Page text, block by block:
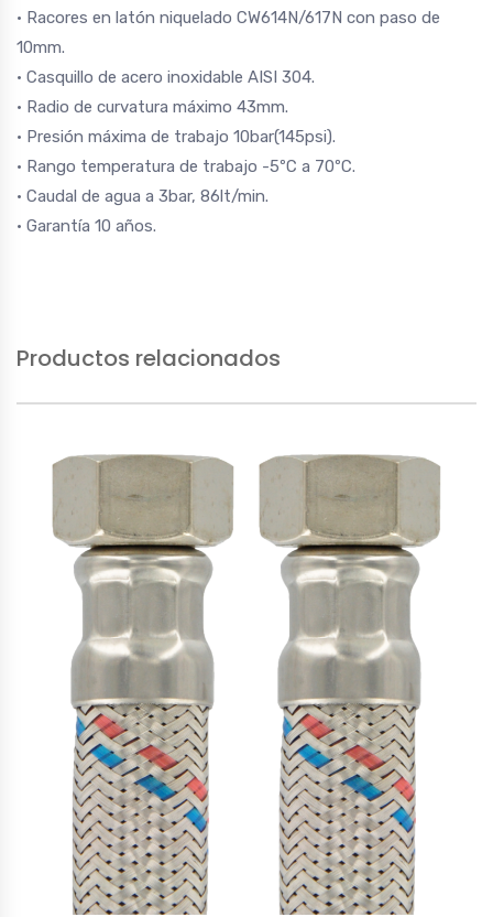
· Racores en latón niquelado CW614N/617N con paso de
10mm.
· Casquillo de acero inoxidable AISI 304.
· Radio de curvatura máximo 43mm.
· Presión máxima de trabajo 10bar(145psi).
· Rango temperatura de trabajo -5ºC a 70ºC.
· Caudal de agua a 3bar, 86lt/min.
· Garantía 10 años.
Productos relacionados